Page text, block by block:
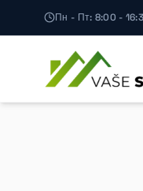
Пн - Пт: 8:00 -